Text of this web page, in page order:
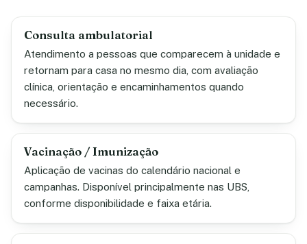
Consulta ambulatorial
Atendimento a pessoas que comparecem à unidade e
retornam para casa no mesmo dia, com avaliação
clínica, orientação e encaminhamentos quando
necessário.
Vacinação / Imunização
Aplicação de vacinas do calendário nacional e
campanhas. Disponível principalmente nas UBS,
conforme disponibilidade e faixa etária.